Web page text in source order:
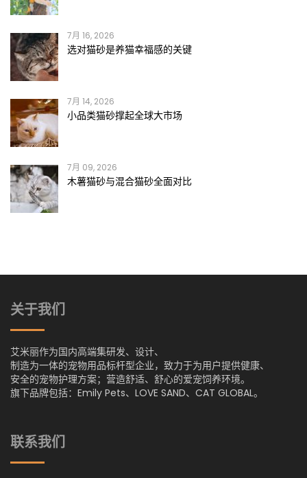
7月 16, 2026
选对猫砂是养猫幸福感的关键
7月 14, 2026
小品类猫砂撑起全球大市场
7月 09, 2026
木薯猫砂与混合猫砂全面对比
关于我们
艾米丽作为国内高端集研发、设计、
制造为一体的宠物用品标杆型企业，致力于为用户提供健康、
安全的宠物护理方案；营造舒适、舒心的爱宠饲养环境。
旗下品牌包括：Emily Pets、LOVE SAND、CAT GLOBAL。
联系我们